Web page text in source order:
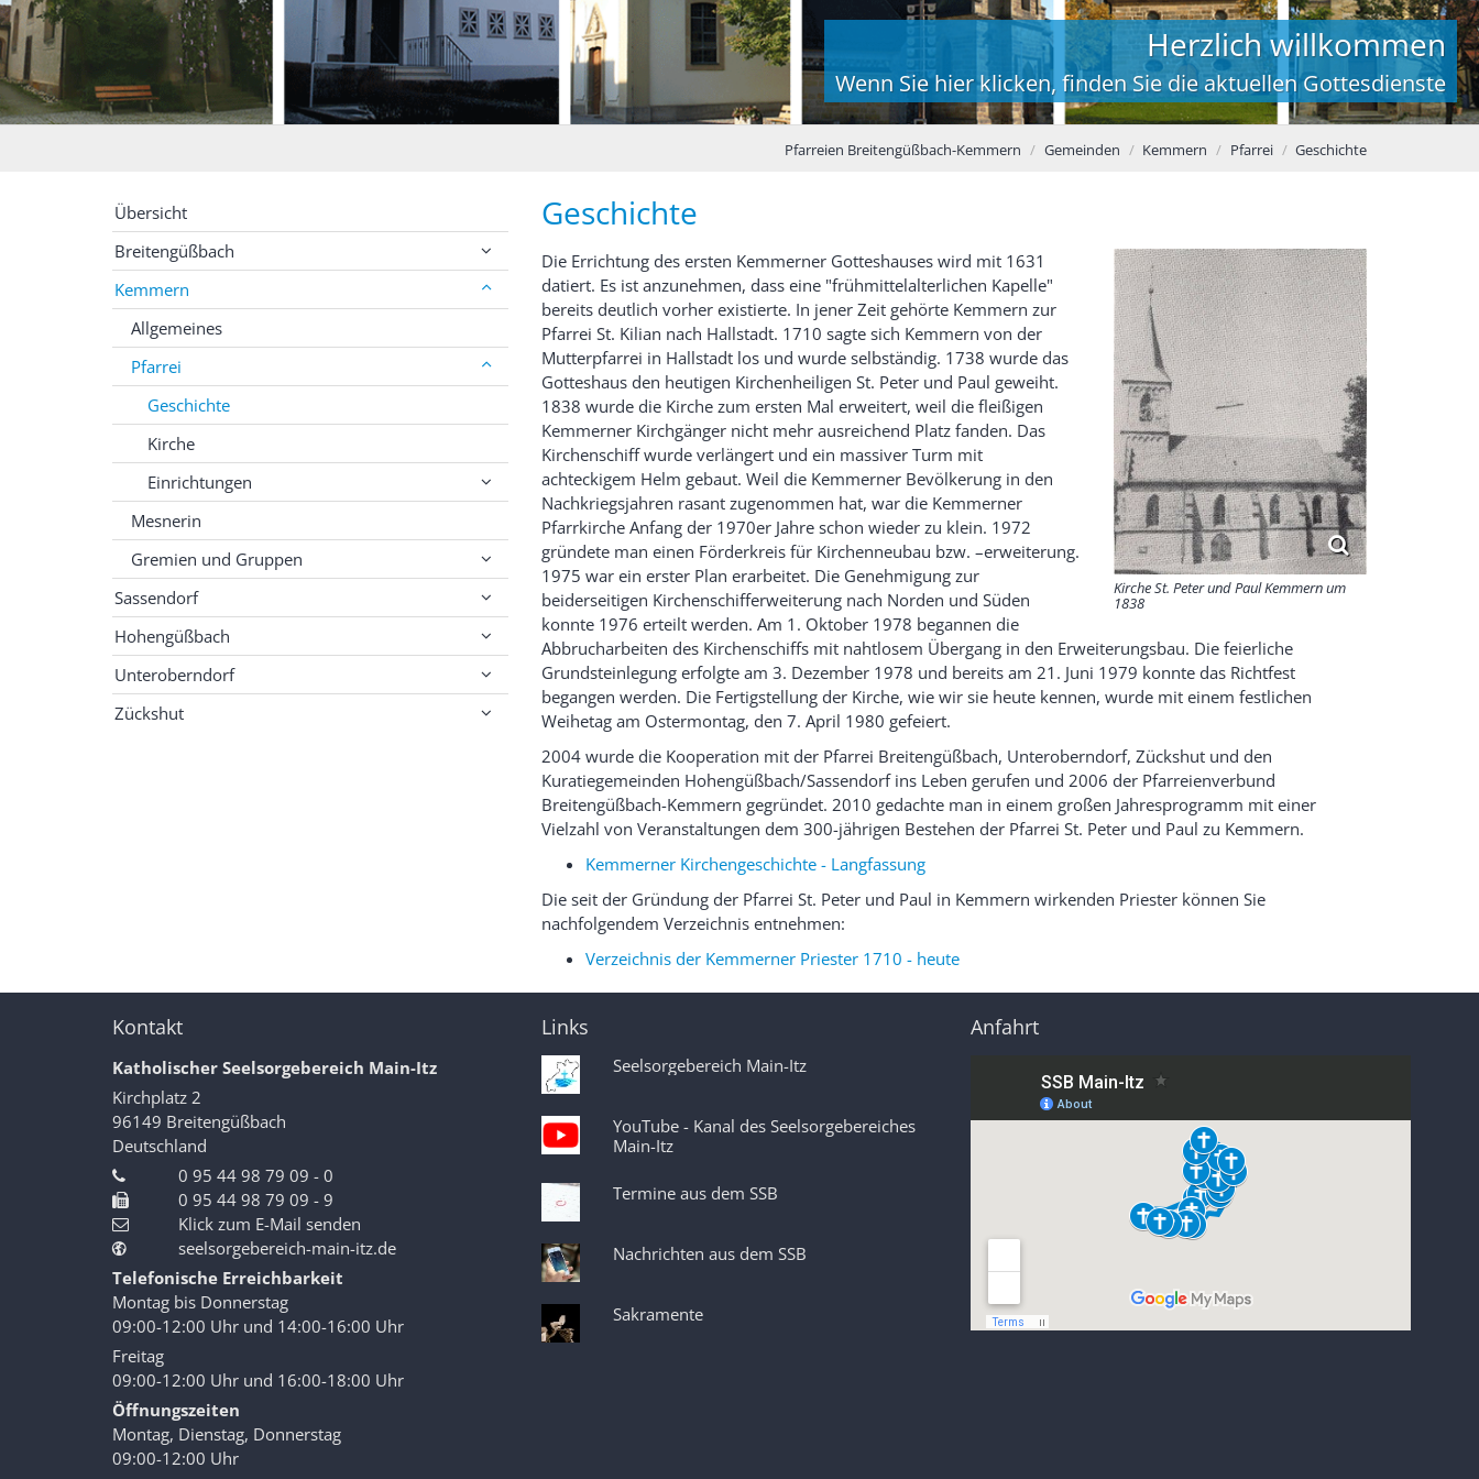
Herzlich willkommen
Wenn Sie hier klicken, finden Sie die aktuellen Gottesdienste
Pfarreien Breitengüßbach-Kemmern Gemeinden Kemmern Pfarrei Geschichte
Geschichte
Kirche St. Peter und Paul Kemmern um
1838
Die Errichtung des ersten Kemmerner Gotteshauses wird mit 1631
datiert. Es ist anzunehmen, dass eine "frühmittelalterlichen Kapelle"
bereits deutlich vorher existierte. In jener Zeit gehörte Kemmern zur
Pfarrei St. Kilian nach Hallstadt. 1710 sagte sich Kemmern von der
Mutterpfarrei in Hallstadt los und wurde selbständig. 1738 wurde das
Gotteshaus den heutigen Kirchenheiligen St. Peter und Paul geweiht.
1838 wurde die Kirche zum ersten Mal erweitert, weil die fleißigen
Kemmerner Kirchgänger nicht mehr ausreichend Platz fanden. Das
Kirchenschiff wurde verlängert und ein massiver Turm mit
achteckigem Helm gebaut. Weil die Kemmerner Bevölkerung in den
Nachkriegsjahren rasant zugenommen hat, war die Kemmerner
Pfarrkirche Anfang der 1970er Jahre schon wieder zu klein. 1972
gründete man einen Förderkreis für Kirchenneubau bzw. –erweiterung.
1975 war ein erster Plan erarbeitet. Die Genehmigung zur
beiderseitigen Kirchenschifferweiterung nach Norden und Süden
konnte 1976 erteilt werden. Am 1. Oktober 1978 begannen die
Abbrucharbeiten des Kirchenschiffs mit nahtlosem Übergang in den Erweiterungsbau. Die feierliche
Grundsteinlegung erfolgte am 3. Dezember 1978 und bereits am 21. Juni 1979 konnte das Richtfest
begangen werden. Die Fertigstellung der Kirche, wie wir sie heute kennen, wurde mit einem festlichen
Weihetag am Ostermontag, den 7. April 1980 gefeiert.
2004 wurde die Kooperation mit der Pfarrei Breitengüßbach, Unteroberndorf, Zückshut und den
Kuratiegemeinden Hohengüßbach/Sassendorf ins Leben gerufen und 2006 der Pfarreienverbund
Breitengüßbach-Kemmern gegründet. 2010 gedachte man in einem großen Jahresprogramm mit einer
Vielzahl von Veranstaltungen dem 300-jährigen Bestehen der Pfarrei St. Peter und Paul zu Kemmern.
Kemmerner Kirchengeschichte - Langfassung
Die seit der Gründung der Pfarrei St. Peter und Paul in Kemmern wirkenden Priester können Sie
nachfolgendem Verzeichnis entnehmen:
Verzeichnis der Kemmerner Priester 1710 - heute
Übersicht
Breitengüßbach
Kemmern
Allgemeines
Pfarrei
Geschichte
Kirche
Einrichtungen
Mesnerin
Gremien und Gruppen
Sassendorf
Hohengüßbach
Unteroberndorf
Zückshut
Kontakt
Katholischer Seelsorgebereich Main-Itz
Kirchplatz 2
96149 Breitengüßbach
Deutschland
0 95 44 98 79 09 - 0
0 95 44 98 79 09 - 9
Klick zum E-Mail senden
seelsorgebereich-main-itz.de
Telefonische Erreichbarkeit
Montag bis Donnerstag
09:00-12:00 Uhr und 14:00-16:00 Uhr
Freitag
09:00-12:00 Uhr und 16:00-18:00 Uhr
Öffnungszeiten
Montag, Dienstag, Donnerstag
09:00-12:00 Uhr
Links
Seelsorgebereich Main-Itz
YouTube - Kanal des Seelsorgebereiches
Main-Itz
Termine aus dem SSB
Nachrichten aus dem SSB
Sakramente
Anfahrt